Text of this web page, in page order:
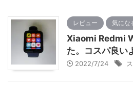
レビュー 気にな
Xiaomi Redmi
た。コスパ良い
2022/7/24